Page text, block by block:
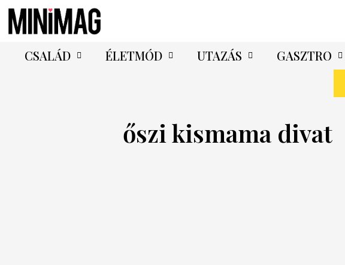
CSALÁD ÉLETMÓD UTAZÁS GASZTRO
őszi kismama divat